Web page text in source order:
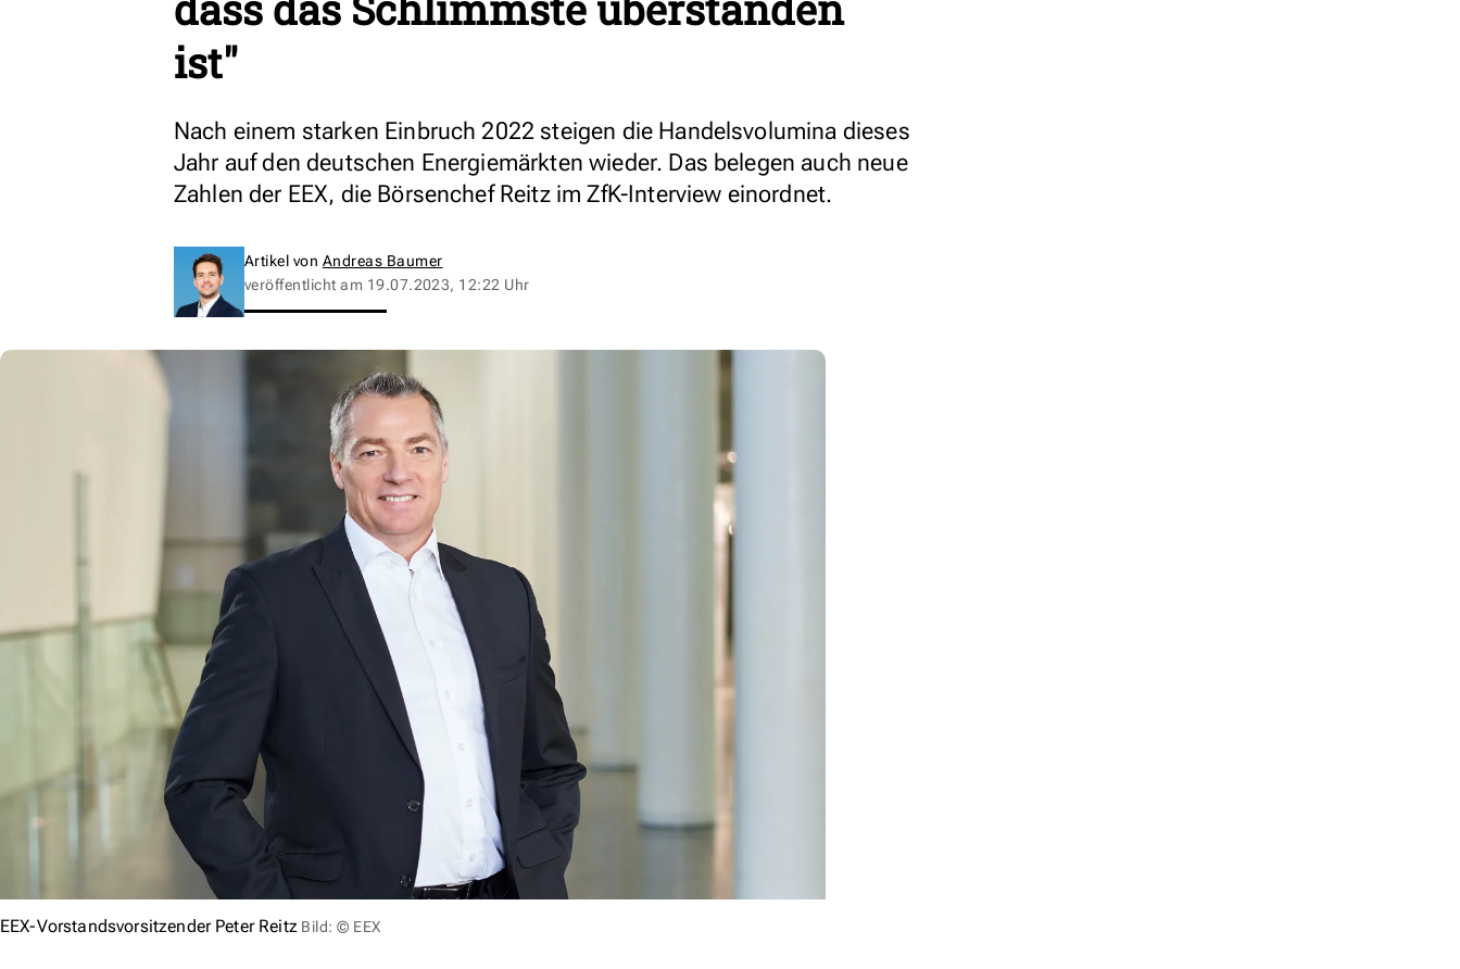
ist"
Nach einem starken Einbruch 2022 steigen die Handelsvolumina dieses
Jahr auf den deutschen Energiemärkten wieder. Das belegen auch neue
Zahlen der EEX, die Börsenchef Reitz im ZfK-Interview einordnet.
Artikel von Andreas Baumer
veröffentlicht am 19.07.2023, 12:22 Uhr
EEX-Vorstandsvorsitzender Peter Reitz Bild: © EEX